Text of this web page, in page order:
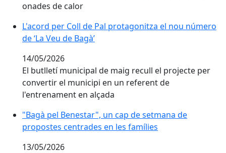
onades de calor
L'acord per Coll de Pal protagonitza el nou número de
L'acord per Coll de Pal protagonitza el nou número
de ‘La Veu de Bagà’
14/05/2026
El butlletí municipal de maig recull el projecte per
convertir el municipi en un referent de
l'entrenament en alçada
"Bagà pel Benestar", un cap de setmana de
"Bagà pel Benestar", un cap de setmana de
propostes centrades en les famílies
13/05/2026